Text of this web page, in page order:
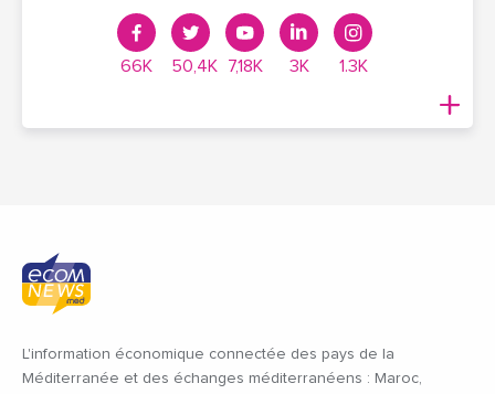
66K 50,4K 7,18K 3K 1.3K
L'information économique connectée des pays de la
Méditerranée et des échanges méditerranéens : Maroc,